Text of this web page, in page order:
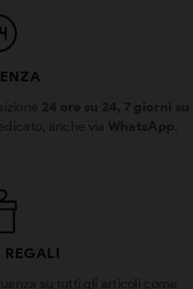
24 ore su 24, 7 giorni su
anche via WhatsApp
REGALI
su tutti gli articoli come